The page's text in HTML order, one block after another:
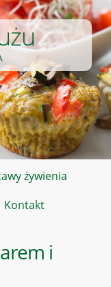
żywienia
Kontakt
i